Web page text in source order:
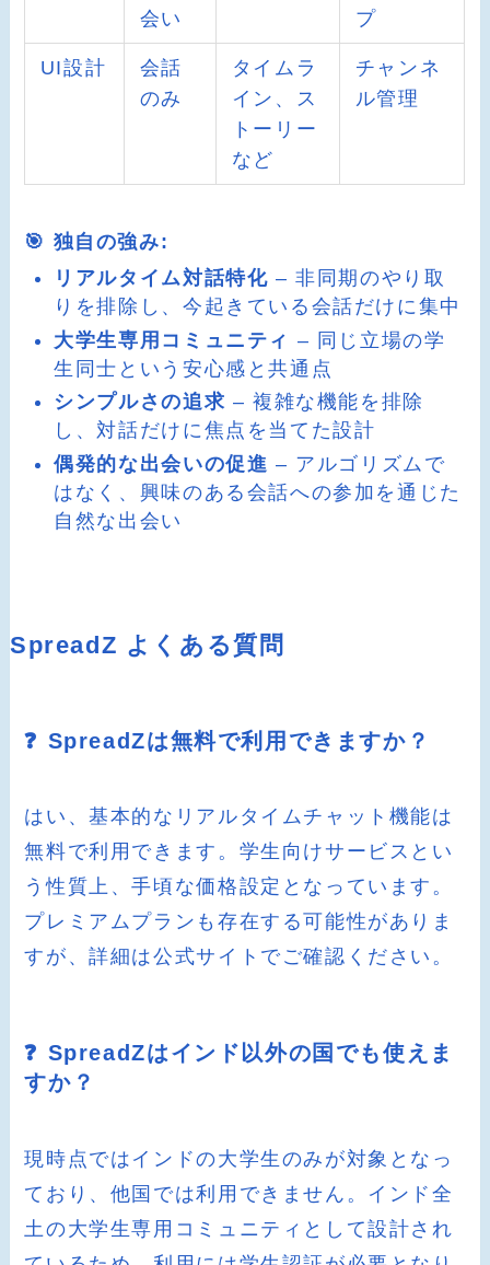
会い
プ
UI設計
会話
のみ
タイムラ
イン、ス
トーリー
など
チャンネ
ル管理
🎯 独自の強み:
リアルタイム対話特化 – 非同期のやり取
りを排除し、今起きている会話だけに集中
大学生専用コミュニティ – 同じ立場の学
生同士という安心感と共通点
シンプルさの追求 – 複雑な機能を排除
し、対話だけに焦点を当てた設計
偶発的な出会いの促進 – アルゴリズムで
はなく、興味のある会話への参加を通じた
自然な出会い
SpreadZ よくある質問
❓ SpreadZは無料で利用できますか？
はい、基本的なリアルタイムチャット機能は
無料で利用できます。学生向けサービスとい
う性質上、手頃な価格設定となっています。
プレミアムプランも存在する可能性がありま
すが、詳細は公式サイトでご確認ください。
❓ SpreadZはインド以外の国でも使えま
すか？
現時点ではインドの大学生のみが対象となっ
ており、他国では利用できません。インド全
土の大学生専用コミュニティとして設計され